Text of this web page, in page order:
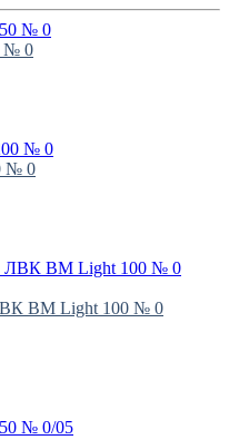
№ 0
№ 0
ВМ Light 100 № 0